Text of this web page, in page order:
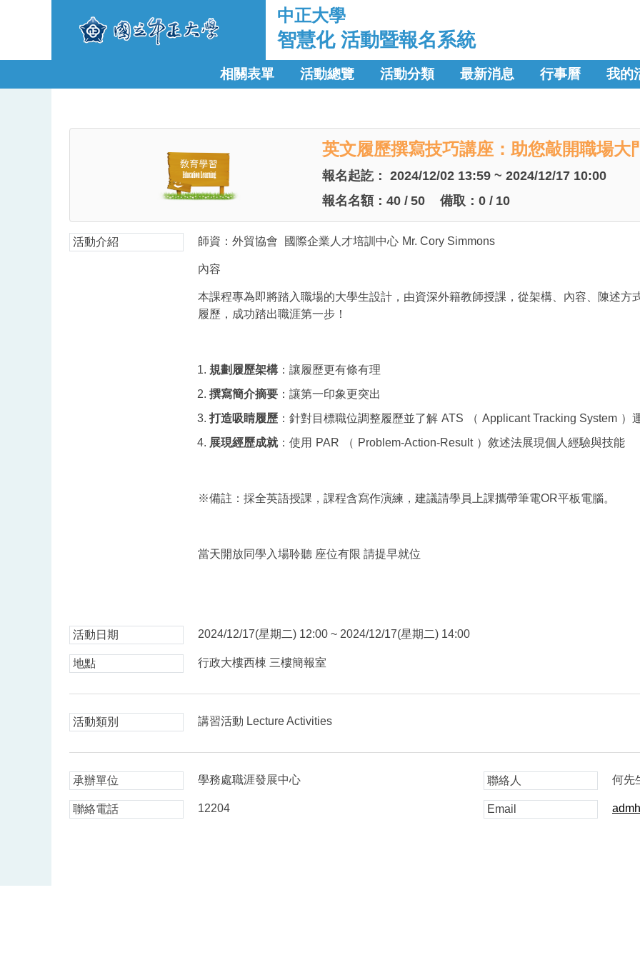
中正大學
智慧化 活動暨報名系統
相關表單 活動總覽 活動分類 最新消息 行事曆 我的
英文履歷撰寫技巧講座：助您敲開職場大
報名起訖：2024/12/02 13:59 ~ 2024/12/17 10:00
報名名額：40 / 50 備取：0 / 10
活動介紹 師資：外貿協會 國際企業人才培訓中心 Mr. Cory Simmons
內容
本課程專為即將踏入職場的大學生設計，由資深外籍教師授課，從架構、內容、陳述
履歷，成功踏出職涯第一步！
規劃履歷架構 ：讓履歷更有條有理
撰寫簡介摘要 ：讓第一印象更突出
打造吸睛履歷 ：針對目標職位調整履歷並了解 ATS （ Applicant Tracking System ）
展現經歷成就：使用 PAR （ Problem-Action-Result ）敘述法展現個人經驗與技能
※備註：採全英語授課，課程含寫作演練，建議請學員上課攜帶筆電OR平板電腦。
當天開放同學入場聆聽 座位有限 請提早就位
活動日期 2024/12/17(星期二) 12:00 ~ 2024/12/17(星期二) 14:00
地點 行政大樓西棟 三樓簡報室
活動類別 講習活動 Lecture Activities
承辦單位 學務處職涯發展中心 聯絡人 何先
聯絡電話 12204 Email